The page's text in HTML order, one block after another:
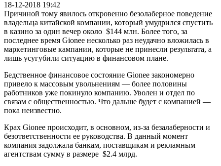
18-12-2018 19:42
Причиной тому явилось откровенно безолаберное поведение
владельца китайской компании, который умудрился спустить
в казино за один вечер около $144 млн. Более того, за
последнее время Gionee несколько раз неудачно вложилась в
маркетинговые кампании, которые не принесли результата, а
лишь усугубили ситуацию в финансовом плане.
Бедственное финансовое состояние Gionee закономерно
привело к массовым увольнениям — более половины
работников уже покинуло компанию. Уволен и отдел по
связам с общественностью. Что дальше будет с компанией —
пока неизвестно.
Крах Gionee происходит, в основном, из-за безалаберности и
безответственности ее руководства. В данный момент
компания задолжала банкам, поставщикам и рекламным
агентствам сумму в размере $2.4 млрд.